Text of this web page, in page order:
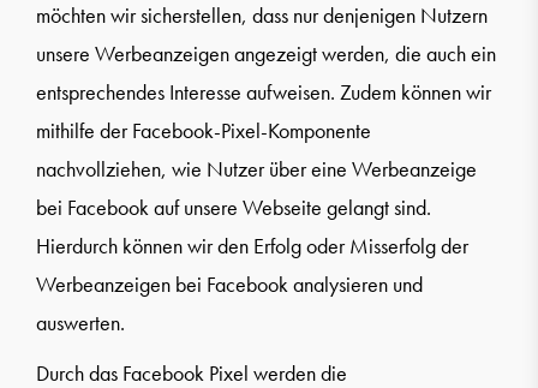
möchten wir sicherstellen, dass nur denjenigen Nutzern
unsere Werbeanzeigen angezeigt werden, die auch ein
entsprechendes Interesse aufweisen. Zudem können wir
mithilfe der Facebook-Pixel-Komponente
nachvollziehen, wie Nutzer über eine Werbeanzeige
bei Facebook auf unsere Webseite gelangt sind.
Hierdurch können wir den Erfolg oder Misserfolg der
Werbeanzeigen bei Facebook analysieren und
auswerten.
Durch das Facebook Pixel werden die